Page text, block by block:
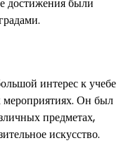
достижения были
интерес к учебе
мероприятиях. Он был
предметах,
искусство.